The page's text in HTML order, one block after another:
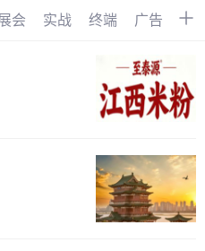
展会
时尚
文化
访谈
会 实战 终端 广告 时